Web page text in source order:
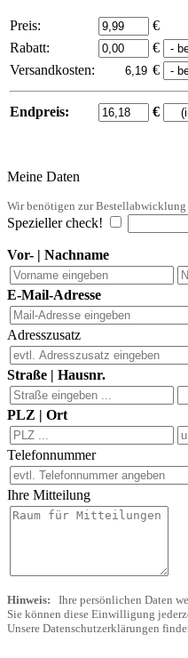
Preis:
€
Rabatt:
€
Versandkosten:
€
Endpreis: €
Meine Daten
Wir benötigen zur
Spezieller check!
Vor- | Nachname
E-Mail-Adresse
Adresszusatz
Straße | Hausnr.
PLZ | Ort
Telefonnummer
Ihre Mitteilung
Hinweis: Ihre persönlichen Daten
Sie können diese Einwilligung
Unsere Datenschutzerklärungen